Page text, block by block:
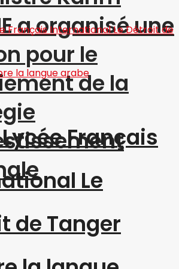
a organisé une
pour le
de la
Lycée Français
Le
de Tanger